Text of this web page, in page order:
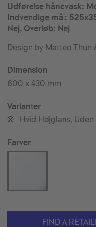
Udførelse håndvask:
Indvendige mål:
Nej, Overløb: Nej
Design by Matteo Thun
Dimension
600 x 430 mm
Varianter
• Hvid Højglans,
Farver
FIND A